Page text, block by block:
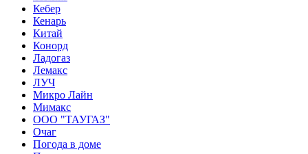
Кебер
Кенарь
Китай
Конорд
Ладогаз
Лемакс
ЛУЧ
Микро Лайн
Мимакс
ООО "ТАУГАЗ"
Очаг
Погода в доме